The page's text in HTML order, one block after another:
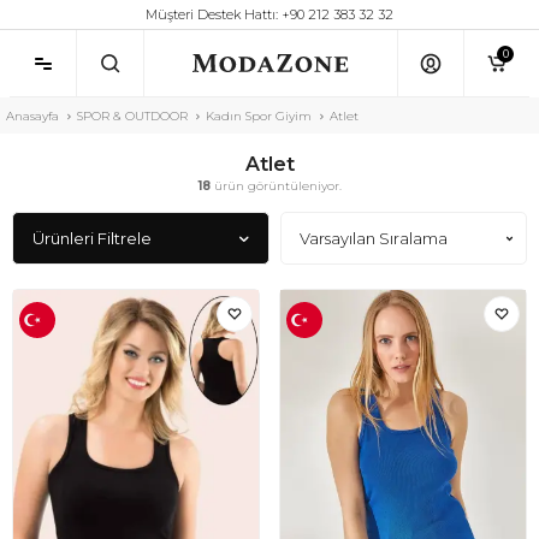
Müşteri Destek Hattı: +90 212 383 32 32
0
Anasayfa SPOR & OUTDOOR Kadın Spor Giyim Atlet
Atlet
18ürün görüntüleniyor.
Ürünleri Filtrele